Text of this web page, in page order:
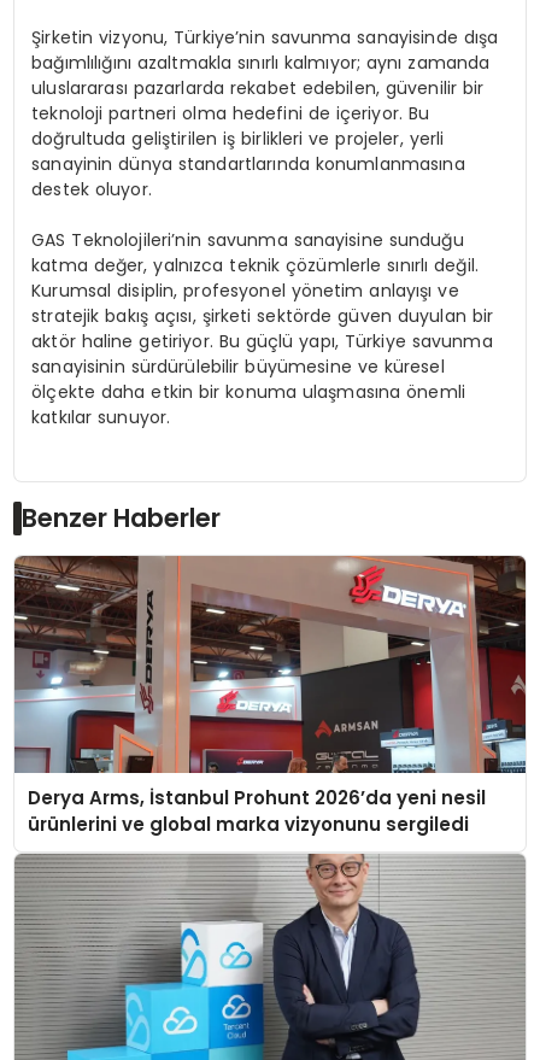
Şirketin vizyonu, Türkiye’nin savunma sanayisinde dışa
bağımlılığını azaltmakla sınırlı kalmıyor; aynı zamanda
uluslararası pazarlarda rekabet edebilen, güvenilir bir
teknoloji partneri olma hedefini de içeriyor. Bu
doğrultuda geliştirilen iş birlikleri ve projeler, yerli
sanayinin dünya standartlarında konumlanmasına
destek oluyor.
GAS Teknolojileri’nin savunma sanayisine sunduğu
katma değer, yalnızca teknik çözümlerle sınırlı değil.
Kurumsal disiplin, profesyonel yönetim anlayışı ve
stratejik bakış açısı, şirketi sektörde güven duyulan bir
aktör haline getiriyor. Bu güçlü yapı, Türkiye savunma
sanayisinin sürdürülebilir büyümesine ve küresel
ölçekte daha etkin bir konuma ulaşmasına önemli
katkılar sunuyor.
Benzer Haberler
Derya Arms, İstanbul Prohunt 2026’da yeni nesil
ürünlerini ve global marka vizyonunu sergiledi